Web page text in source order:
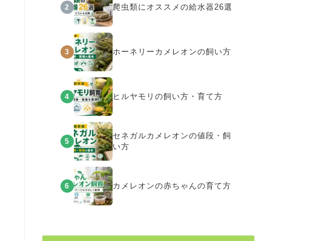
2 爬虫類にオススメの給水器26選
3 ホーネリーカメレオンの飼い方
4 ヒルヤモリの飼い方・育て方
5
セネガルカメレオンの値段・飼
い方
6 カメレオンの赤ちゃんの育て方